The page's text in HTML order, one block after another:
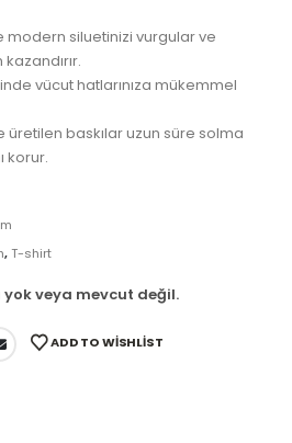
modern siluetinizi vurgular ve
vücut hatlarınıza mükemmel
üretilen baskılar uzun süre solma
korur.
,T-shirt
veya mevcut değil.
ADD TO WISHLIST